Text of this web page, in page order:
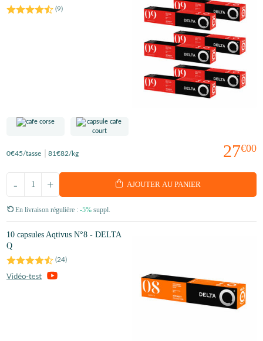
(9)
27€00
0€45/tasse 81€82/kg
+
- AJOUTER AU PANIER
En livraison régulière : -5% suppl.
10 capsules Aqtivus N°8 - DELTA
Q
(24)